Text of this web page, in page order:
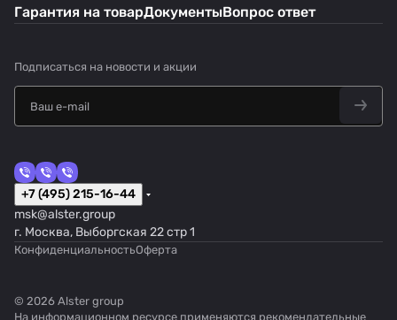
Гарантия на товарДокументыВопрос ответ
Подписаться на новости и акции
+7 (495) 215-16-44
msk@alster.group
г. Москва, Выборгская 22 стр 1
КонфиденциальностьОферта
© 2026 Alster group
На информационном ресурсе применяются рекомендательные